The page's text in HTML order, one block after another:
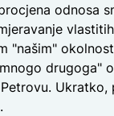
odnosa
"našim"
drugoga"
Ukratko,